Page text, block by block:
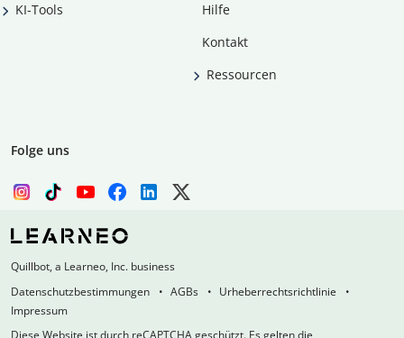
KI-Tools
Hilfe
Kontakt
Ressourcen
Folge uns
Quillbot, a Learneo, Inc. business
Datenschutzbestimmungen
AGBs
Urheberrechtsrichtlinie
Impressum